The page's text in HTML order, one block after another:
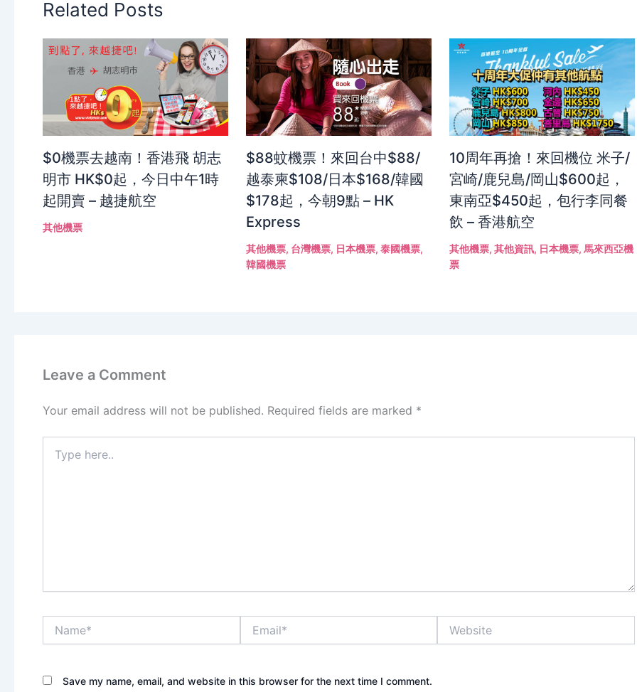
Related Posts
$0機票去越南！香港飛 胡志
明市 HK$0起，今日中午1時
起開賣 – 越捷航空
其他機票
$88蚊機票！來回台中$88/
越泰柬$108/日本$168/韓國
$178起，今朝9點 – HK
Express
其他機票, 台灣機票, 日本機票, 泰國機票,
韓國機票
10周年再搶！來回機位 米子/
宮崎/鹿兒島/岡山$600起，
東南亞$450起，包行李同餐
飲 – 香港航空
其他機票, 其他資訊, 日本機票, 馬來西亞機
票
Leave a Comment
Your email address will not be published. Required fields are marked *
here..
Save my name, email, and website in this browser for the next time I comment.